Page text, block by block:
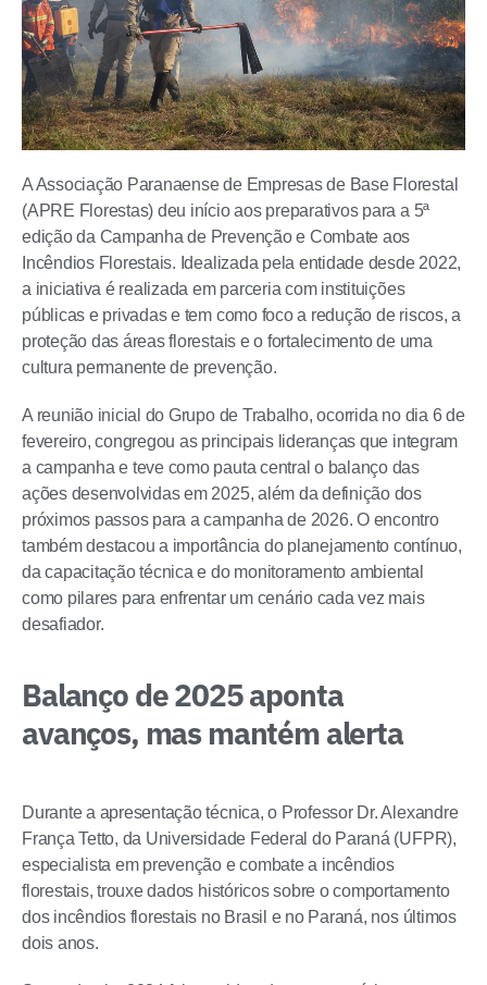
A Associação Paranaense de Empresas de Base Florestal
(APRE Florestas) deu início aos preparativos para a 5ª
edição da Campanha de Prevenção e Combate aos
Incêndios Florestais. Idealizada pela entidade desde 2022,
a iniciativa é realizada em parceria com instituições
públicas e privadas e tem como foco a redução de riscos, a
proteção das áreas florestais e o fortalecimento de uma
cultura permanente de prevenção.
A reunião inicial do Grupo de Trabalho, ocorrida no dia 6 de
fevereiro, congregou as principais lideranças que integram
a campanha e teve como pauta central o balanço das
ações desenvolvidas em 2025, além da definição dos
próximos passos para a campanha de 2026. O encontro
também destacou a importância do planejamento contínuo,
da capacitação técnica e do monitoramento ambiental
como pilares para enfrentar um cenário cada vez mais
desafiador.
Balanço de 2025 aponta
avanços, mas mantém alerta
Durante a apresentação técnica, o Professor Dr. Alexandre
França Tetto, da Universidade Federal do Paraná (UFPR),
especialista em prevenção e combate a incêndios
florestais, trouxe dados históricos sobre o comportamento
dos incêndios florestais no Brasil e no Paraná, nos últimos
dois anos.